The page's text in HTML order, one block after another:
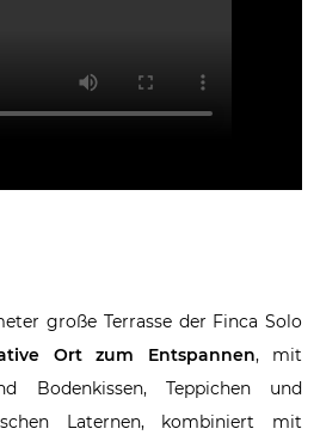
große Terrasse der Finca Solo
Ort zum Entspannen, mit
Bodenkissen, Teppichen und
Laternen, kombiniert mit